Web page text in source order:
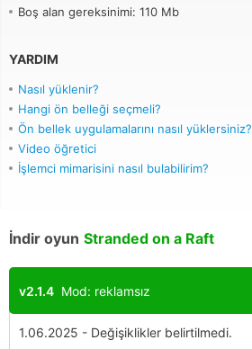
Boş alan gereksinimi: 110 Mb
YARDIM
Nasıl yüklenir?
Hangi ön belleği seçmeli?
Ön bellek uygulamalarını nasıl yüklersiniz?
Video öğretici
İşlemci mimarisini nasıl bulabilirim?
İndir oyun Stranded on a Raft
v2.1.4 Mod: reklamsız
1.06.2025 - Değişiklikler belirtilmedi.